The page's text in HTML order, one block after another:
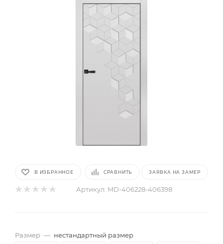
В ИЗБРАННОЕ СРАВНИТЬ ЗАЯВКА НА ЗАМЕР
Артикул: MD-406228-406398
Размер — нестандартный размер